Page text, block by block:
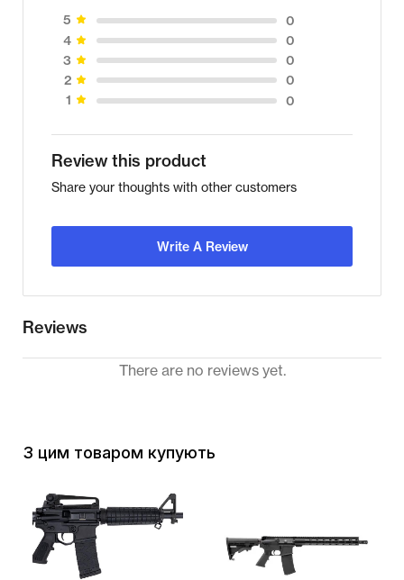
5
0
4
0
3
0
2
0
1
0
Review this product
Share your thoughts with other customers
Write A Review
Reviews
There are no reviews yet.
З цим товаром купують